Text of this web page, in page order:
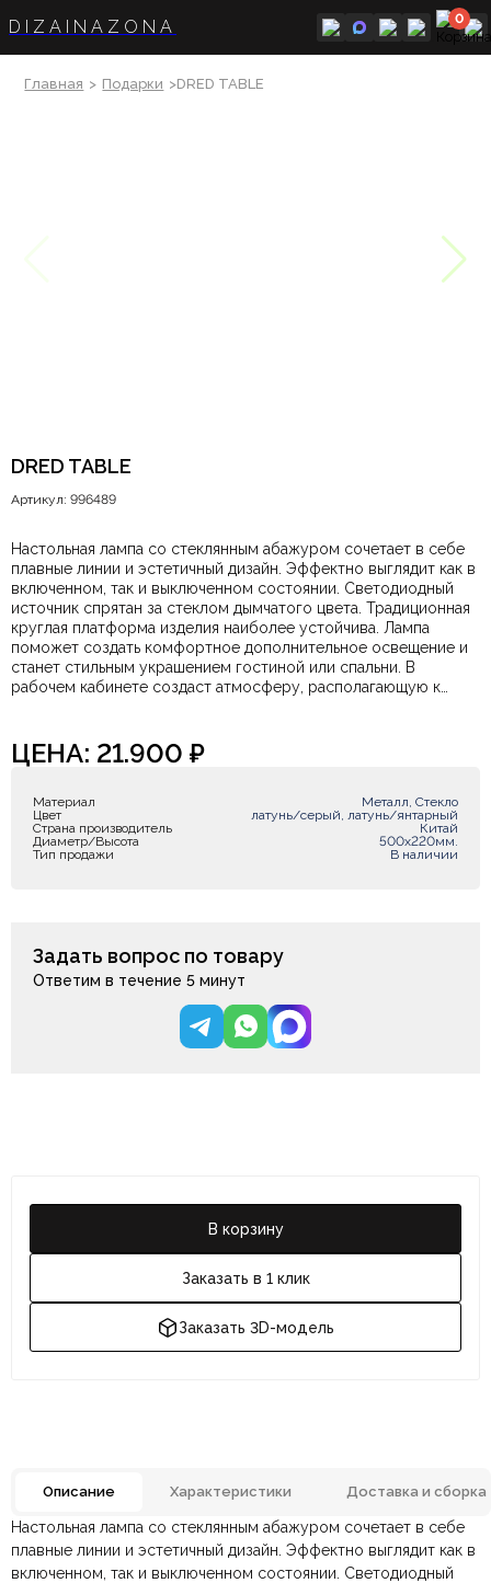
DIZAINAZONA 0
Главная > Подарки >DRED TABLE
DRED TABLE
Артикул: 996489
В корзину
Заказать в 1 клик
Заказать 3D-модель
Настольная лампа со стеклянным абажуром сочетает в себе
плавные линии и эстетичный дизайн. Эффектно выглядит как в
включенном, так и выключенном состоянии. Светодиодный
источник спрятан за стеклом дымчатого цвета. Традиционная
круглая платформа изделия наиболее устойчива. Лампа
поможет создать комфортное дополнительное освещение и
станет стильным украшением гостиной или спальни. В
рабочем кабинете создаст атмосферу, располагающую к
ЦЕНА: 21.900 ₽
Материал
Металл, Стекло
Цвет
латунь/серый, латунь/янтарный
Страна производитель
Китай
Диаметр/Высота
500х220мм.
Тип продажи
В наличии
Задать вопрос по товару
Ответим в течение 5 минут
Описание Характеристики Доставка и сборка
Настольная лампа со стеклянным абажуром сочетает в себе
плавные линии и эстетичный дизайн. Эффектно выглядит как в
включенном, так и выключенном состоянии. Светодиодный
Материал Металл, Стекло
Отзывов ещё нет. Напишите первым.